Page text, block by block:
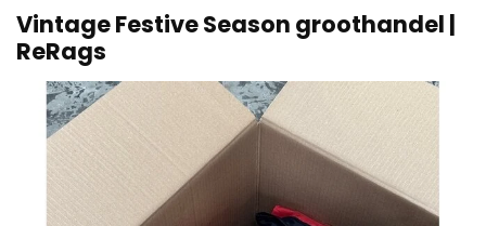
Vintage Festive Season groothandel |
ReRags